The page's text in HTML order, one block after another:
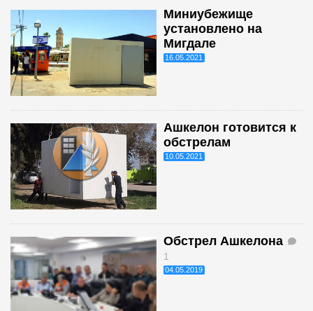
Миниубежище
установлено на
Мигдале
16.05.2021
Ашкелон готовится к
обстрелам
10.05.2021
Обстрел Ашкелона
1
04.05.2019